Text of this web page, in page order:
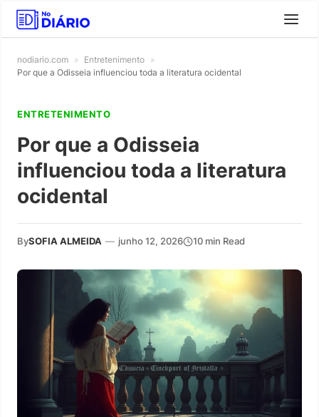
nodiario.com » Entretenimento »
Por que a Odisseia influenciou toda a literatura ocidental
ENTRETENIMENTO
Por que a Odisseia
influenciou toda a literatura
ocidental
BySOFIA ALMEIDA — junho 12, 2026 10 min Read